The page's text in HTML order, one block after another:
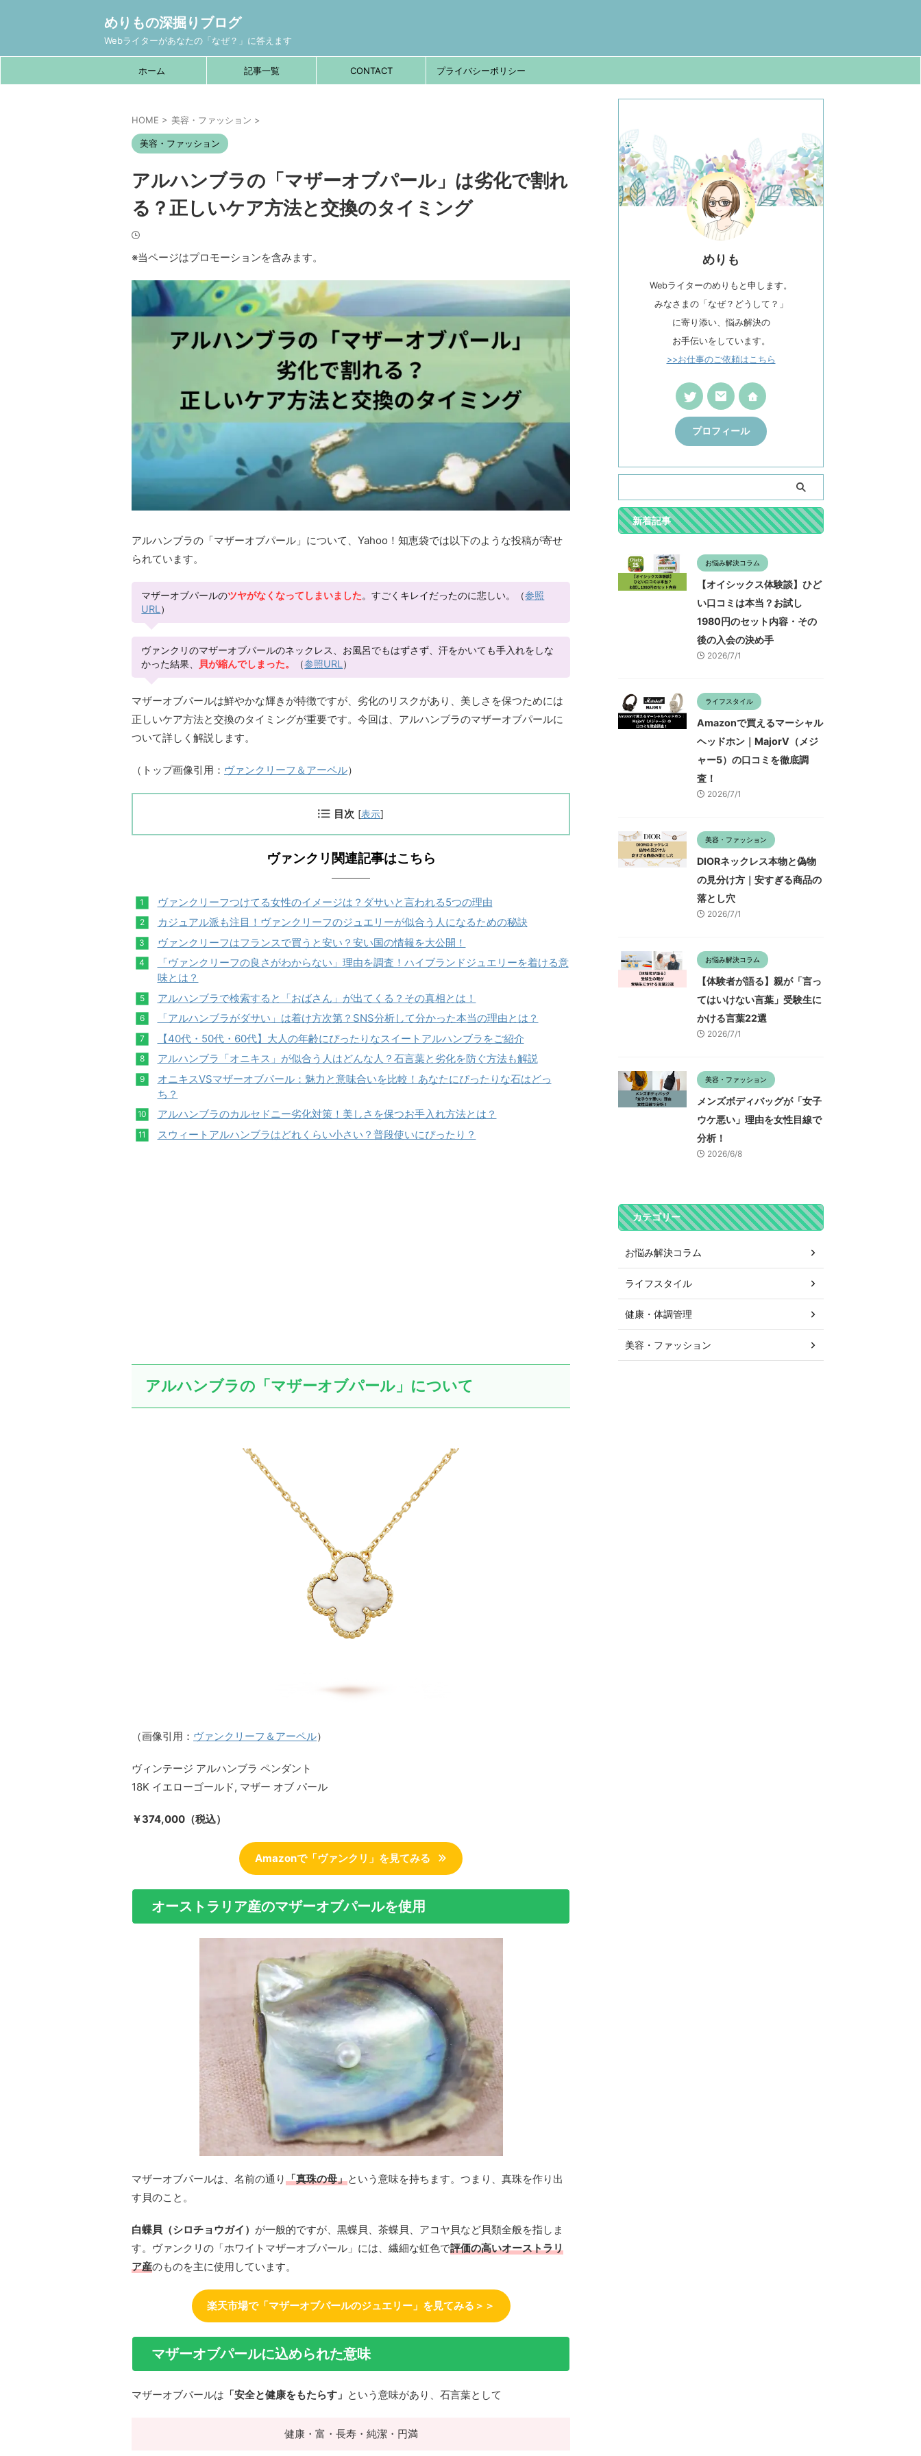
めりもの深掘りブログ
Webライターがあなたの「なぜ？」に答えます
ホーム 記事一覧 CONTACT プライバシーポリシー
HOME > 美容・ファッション >
美容・ファッション
アルハンブラの「マザーオブパール」は劣化で割れ
る？正しいケア方法と交換のタイミング
※当ページはプロモーションを含みます。
アルハンブラの「マザーオブパール」について、Yahoo！知恵袋では以下のような投稿が寄せ
られています。
マザーオブパールのツヤがなくなってしまいました。すごくキレイだったのに悲しい。（参照
URL ）
ヴァンクリのマザーオブパールのネックレス、お風呂でもはずさず、汗をかいても手入れをしな
かった結果、
貝が縮んでしまった。 （参照URL ）
マザーオブパールは鮮やかな輝きが特徴ですが、劣化のリスクがあり、美しさを保つためには
正しいケア方法と交換のタイミングが重要です。今回は、アルハンブラのマザーオブパールに
ついて詳しく解説します。
（トップ画像引用： ヴァンクリーフ＆アーペル）
目次 [表示]
ヴァンクリ関連記事はこちら
ヴァンクリーフつけてる女性のイメージは？ダサいと言われる5つの理由
カジュアル派も注目！ヴァンクリーフのジュエリーが似合う人になるための秘訣
ヴァンクリーフはフランスで買うと安い？安い国の情報を大公開！
「ヴァンクリーフの良さがわからない」理由を調査！ハイブランドジュエリーを着ける意
味とは？
アルハンブラで検索すると「おばさん」が出てくる？その真相とは！
「アルハンブラがダサい」は着け方次第？SNS分析して分かった本当の理由とは？
【40代・50代・60代】大人の年齢にぴったりなスイートアルハンブラをご紹介
アルハンブラ「オニキス」が似合う人はどんな人？石言葉と劣化を防ぐ方法も解説
オニキスVSマザーオブパール：魅力と意味合いを比較！あなたにぴったりな石はどっ
ち？
アルハンブラのカルセドニー劣化対策！美しさを保つお手入れ方法とは？
スウィートアルハンブラはどれくらい小さい？普段使いにぴったり？
アルハンブラの「マザーオブパール」について
（画像引用： ヴァンクリーフ＆アーペル）
ヴィンテージ アルハンブラ ペンダント
18K イエローゴールド, マザー オブ パール
￥374,000（税込）
Amazonで「ヴァンクリ」を見てみる
オーストラリア産のマザーオブパールを使用
マザーオブパールは、名前の通り「真珠の母」という意味を持ちます。つまり、真珠を作り出
す貝のこと。
白蝶貝（シロチョウガイ） が一般的ですが、黒蝶貝、茶蝶貝、アコヤ貝など貝類全般を指しま
す。ヴァンクリの「ホワイトマザーオブパール」には、繊細な虹色で評価の高いオーストラリ
ア産のものを主に使用しています。
楽天市場で「マザーオブパールのジュエリー」を見てみる＞＞
マザーオブパールに込められた意味
マザーオブパールは 「安全と健康をもたらす」 という意味があり、石言葉として
健康・富・長寿・純潔・円満
めりも
Webライターのめりもと申します。
みなさまの「なぜ？どうして？」
に寄り添い、悩み解決の
お手伝いをしています。
>>お仕事のご依頼はこちら
プロフィール
新着記事
お悩み解決コラム
【オイシックス体験談】ひど
い口コミは本当？お試し
1980円のセット内容・その
後の入会の決め手
2026/7/1
ライフスタイル
Amazonで買えるマーシャル
ヘッドホン｜MajorV（メジ
ャー5）の口コミを徹底調
査！
2026/7/1
美容・ファッション
DIORネックレス本物と偽物
の見分け方｜安すぎる商品の
落とし穴
2026/7/1
お悩み解決コラム
【体験者が語る】親が「言っ
てはいけない言葉」受験生に
かける言葉22選
2026/7/1
美容・ファッション
メンズボディバッグが「女子
ウケ悪い」理由を女性目線で
分析！
2026/6/8
カテゴリー
お悩み解決コラム
ライフスタイル
健康・体調管理
美容・ファッション